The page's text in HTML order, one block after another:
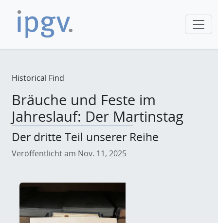
Historical Find
Bräuche und Feste im
Jahreslauf: Der Martinstag
Der dritte Teil unserer Reihe
Veröffentlicht am Nov. 11, 2025